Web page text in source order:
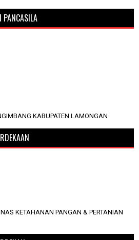
PANCASILA
KABUPATEN LAMONGAN
KETAHANAN PANGAN & PERTANIAN